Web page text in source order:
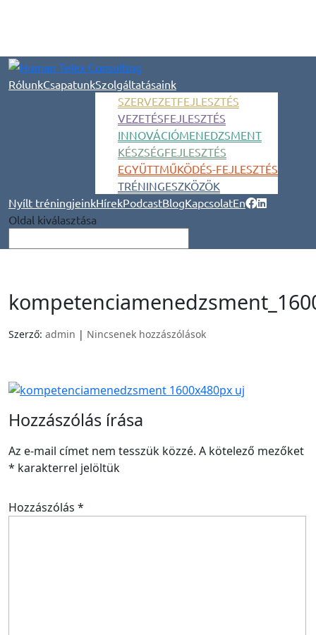
RólunkCsapatunkSzolgáltatásaink
SZERVEZETFEJLESZTÉS
VEZETÉSFEJLESZTÉS
INNOVÁCIÓMENEDZSMENT
KÉSZSÉGFEJLESZTÉS
EGYÜTTMŰKÖDÉS-FEJLESZTÉS
TRÉNINGESZKÖZÖK
Nyílt tréningjeinkHírekPodcastBlogKapcsolatEn
Oldal kiválasztása
Szerző: admin | Nincsenek hozzászólások
Hozzászólás írása
Az e-mail címet nem tesszük közzé. A kötelező mezőket
* karakterrel jelöltük
Hozzászólás *